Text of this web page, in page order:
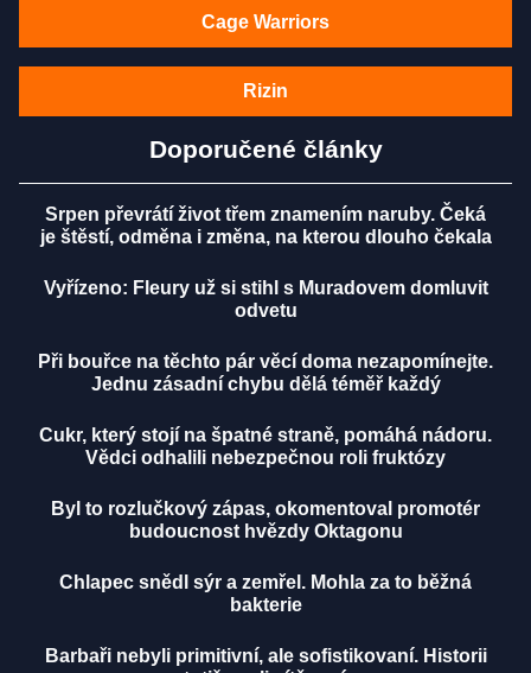
Cage Warriors
Rizin
Doporučené články
Srpen převrátí život třem znamením naruby. Čeká
je štěstí, odměna i změna, na kterou dlouho čekala
Vyřízeno: Fleury už si stihl s Muradovem domluvit
odvetu
Při bouřce na těchto pár věcí doma nezapomínejte.
Jednu zásadní chybu dělá téměř každý
Cukr, který stojí na špatné straně, pomáhá nádoru.
Vědci odhalili nebezpečnou roli fruktózy
Byl to rozlučkový zápas, okomentoval promotér
budoucnost hvězdy Oktagonu
Chlapec snědl sýr a zemřel. Mohla za to běžná
bakterie
Barbaři nebyli primitivní, ale sofistikovaní. Historii